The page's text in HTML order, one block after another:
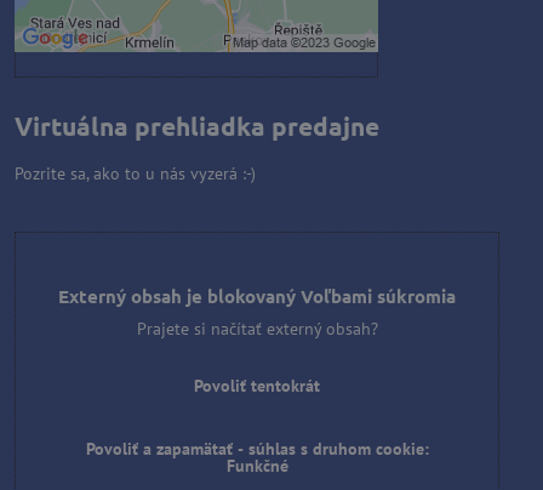
Otvoriť obsah v novom okne
Virtuálna prehliadka predajne
Pozrite sa, ako to u nás vyzerá :-)
Externý obsah je blokovaný Voľbami súkromia
Prajete si načítať externý obsah?
Povoliť tentokrát
Povoliť a zapamätať - súhlas s druhom cookie:
Funkčné